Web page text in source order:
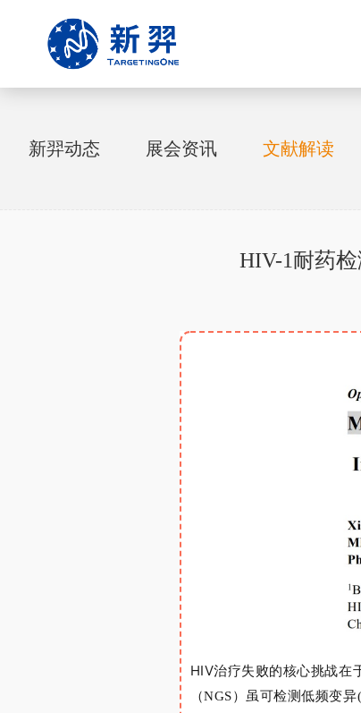
新羿动态 展会资讯 文献解读
HIV-1耐药
HIV治疗失败的核心挑战在
（NGS） 虽可检测低频变异